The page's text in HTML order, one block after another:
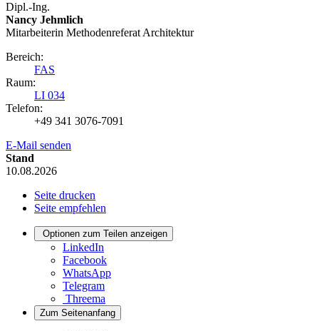
Dipl.-Ing.
Nancy Jehmlich
Mitarbeiterin Methodenreferat Architektur
Bereich:
FAS
Raum:
LI 034
Telefon:
+49 341 3076-7091
E-Mail senden
Stand
10.08.2026
Seite drucken
Seite empfehlen
Optionen zum Teilen anzeigen
LinkedIn
Facebook
WhatsApp
Telegram
Threema
Zum Seitenanfang